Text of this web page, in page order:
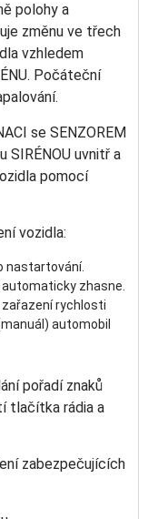
polohy a
změnu ve třech
vzhledem
Počáteční
se SENZOREM
SIRÉNOU uvnitř a
pomocí
vozidla:
nastartování.
zhasne.
rychlosti
automobil
pořadí znaků
tlačítka rádia a
zabezpečujících